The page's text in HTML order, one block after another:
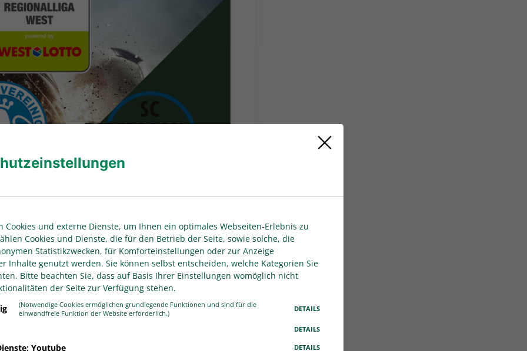
Cookies und externe Dienste, um Ihnen ein optimales Webseiten-Erlebnis zu
Cookies und Dienste, die für den Betrieb der Seite, sowie solche, die
Statistikzwecken, für Komforteinstellungen oder zur Anzeige
Inhalte genutzt werden. Sie können selbst entscheiden, welche Kategorien Sie
Bitte beachten Sie, dass auf Basis Ihrer Einstellungen womöglich nicht
der Seite zur Verfügung stehen.
(Notwendige Cookies ermöglichen grundlegende Funktionen und sind für die
einwandfreie Funktion der Website erforderlich.)
DETAILS
DETAILS
Youtube DETAILS